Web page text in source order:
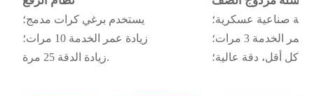
يستخدم برغي كرات مدمج؛
زيادة عمر الخدمة 10 مرات؛
زيادة الدقة 25 مرة.
صناعية عسكرية؛
عمر الخدمة 3 مرات؛
تآكل أقل، دقة عالية؛